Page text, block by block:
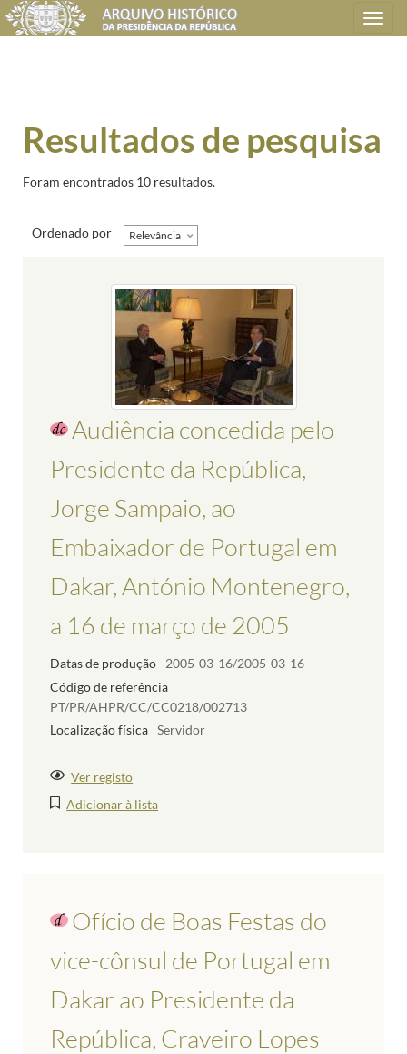
Toggle
navigation
Resultados de pesquisa
Foram encontrados 10 resultados.
Ordenado por Relevância
Audiência concedida pelo
Presidente da República,
Jorge Sampaio, ao
Embaixador de Portugal em
Dakar, António Montenegro,
a 16 de março de 2005
Datas de produção
2005-03-16/2005-03-16
Código de referência
PT/PR/AHPR/CC/CC0218/002713
Localização física Servidor
Ver registo
Adicionar à lista
Ofício de Boas Festas do
vice-cônsul de Portugal em
Dakar ao Presidente da
República, Craveiro Lopes